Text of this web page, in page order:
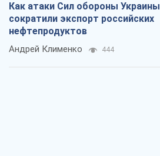
Как атаки Сил обороны Украины
сократили экспорт российских
нефтепродуктов
Андрей Клименко 444